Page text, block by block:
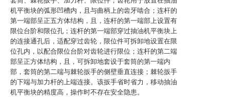
机平衡块的弧形凹槽内，且与曲柄上的齿牙啮合；连杆的
第一端部呈正五方体结构，且，连杆的第一端部上设置有
限位台阶和限位孔；连杆的第一端部穿过抽油机平衡块上
的连接通孔后，适配穿过齿轮，限位件可拆卸地设置在限
位孔内，以配合限位台阶对齿轮进行限位；连杆的第二端
部呈正方体结构，且，可拆卸地套设于套筒的第一端内
部，套筒的第二端与棘轮扳手的侧壁垂直连接；棘轮扳手
的下端与加力杆的上端连接。该扳手省时省力，移动抽油
机平衡块的精度高，操作时不存在安全隐患。